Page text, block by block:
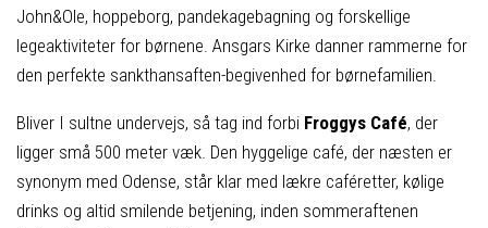
John&Ole, hoppeborg, pandekagebagning og forskellige
legeaktiviteter for børnene. Ansgars Kirke danner rammerne for
den perfekte sankthansaften-begivenhed for børnefamilien.
Bliver I sultne undervejs, så tag ind forbi Froggys Café, der
ligger små 500 meter væk. Den hyggelige café, der næsten er
synonym med Odense, står klar med lækre caféretter, kølige
drinks og altid smilende betjening, inden sommeraftenen